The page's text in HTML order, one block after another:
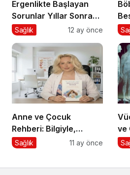
Ergenlikte Başlayan
Sorunlar Yıllar Sonra
da Sizi Takip Ediyorsa
Sağlık 12 ay önce
Anne ve Çocuk
Rehberi: Bilgiyle,
Sevgiyle, Güvenle
Sağlık 11 ay önce
ve